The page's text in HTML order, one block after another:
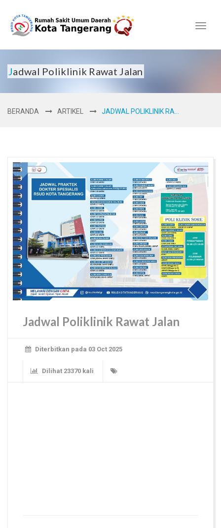
Toggle
Jadwal Poliklinik Rawat Jalan
BERANDA ARTIKEL JADWAL POLIKLINIK RA...
Jadwal Poliklinik Rawat Jalan
Diterbitkan pada 03 Oct 2025
Dilihat 23370 kali